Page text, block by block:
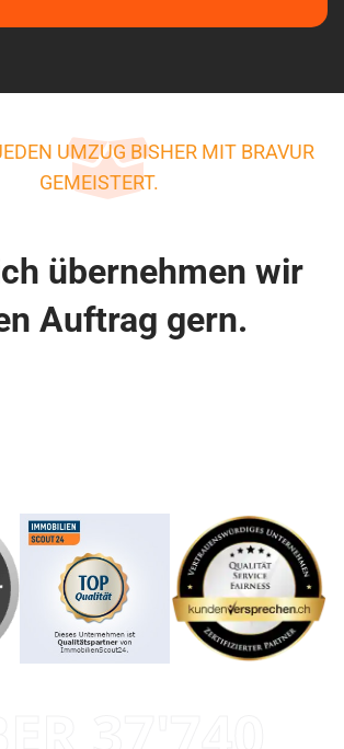
UMZUG BISHER MIT BRAVUR
GEMEISTERT.
übernehmen wir
Auftrag gern.